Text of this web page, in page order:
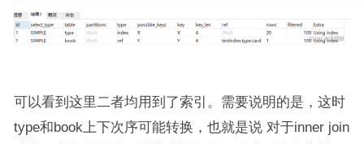
可以看到这里二者均用到了索引。需要说明的是，这时
type和book上下次序可能转换，也就是说 对于inner join